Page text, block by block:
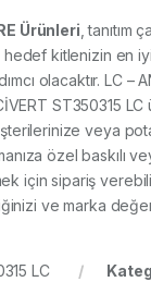
Ürünleri , tanıtım
hedef kitlenizin en
olacaktır. LC –
ST350315 LC
veya
özel baskılı
için sipariş
ve marka
LC